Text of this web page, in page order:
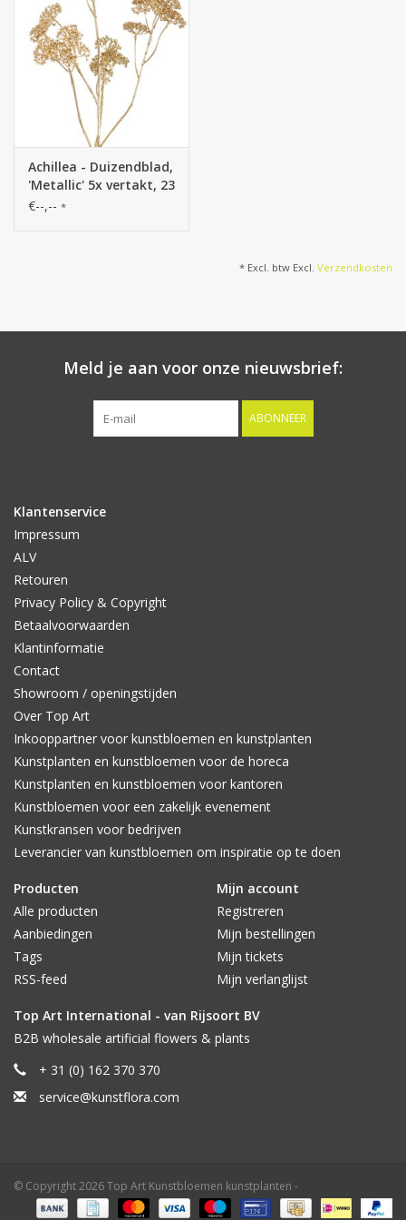
Achillea - Duizendblad,
'Metallic' 5x vertakt, 23
bloemen (Ø 4 cm) 71
€--,-- *
* Excl. btw Excl. Verzendkosten
Meld je aan voor onze nieuwsbrief:
ABONNEER
Klantenservice
Impressum
ALV
Retouren
Privacy Policy & Copyright
Betaalvoorwaarden
Klantinformatie
Contact
Showroom / openingstijden
Over Top Art
Inkooppartner voor kunstbloemen en kunstplanten
Kunstplanten en kunstbloemen voor de horeca
Kunstplanten en kunstbloemen voor kantoren
Kunstbloemen voor een zakelijk evenement
Kunstkransen voor bedrijven
Leverancier van kunstbloemen om inspiratie op te doen
Producten
Alle producten
Aanbiedingen
Tags
RSS-feed
Mijn account
Registreren
Mijn bestellingen
Mijn tickets
Mijn verlanglijst
Top Art International - van Rijsoort BV
B2B wholesale artificial flowers & plants
+ 31 (0) 162 370 370
service@kunstflora.com
© Copyright 2026 Top Art Kunstbloemen kunstplanten -